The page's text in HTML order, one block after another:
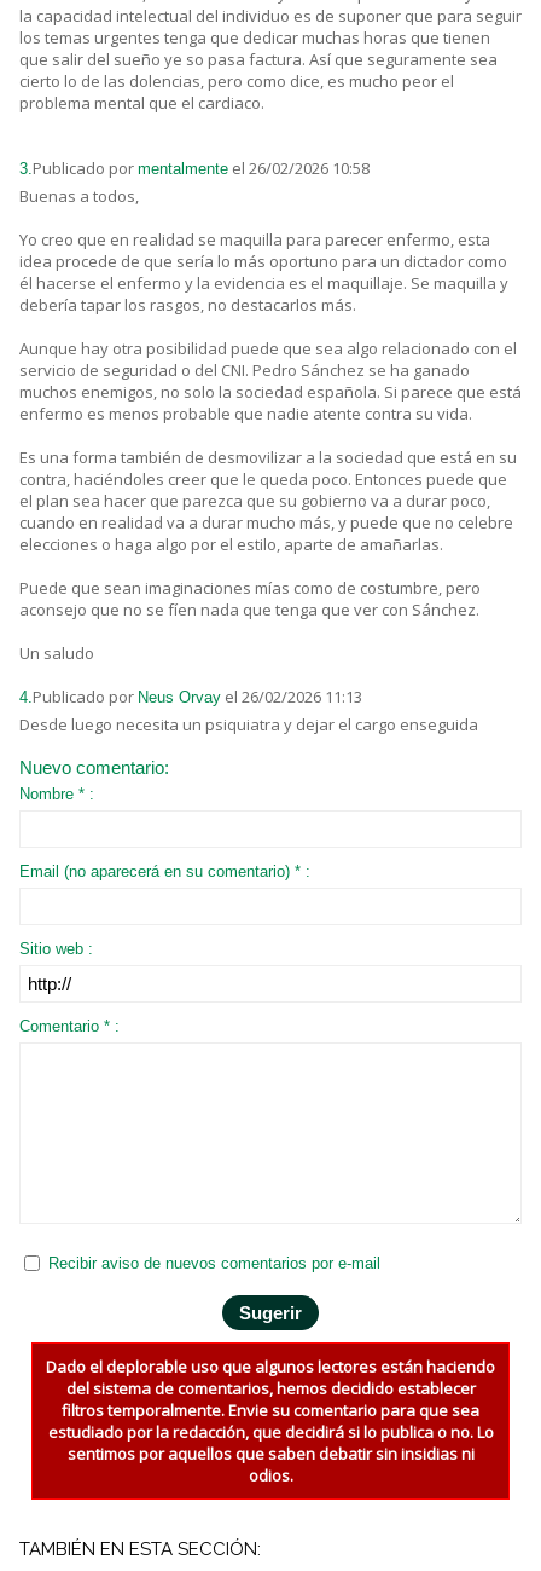
la capacidad intelectual del individuo es de suponer que para seguir
los temas urgentes tenga que dedicar muchas horas que tienen
que salir del sueño ye so pasa factura. Así que seguramente sea
cierto lo de las dolencias, pero como dice, es mucho peor el
problema mental que el cardiaco.
3. Publicado por mentalmente el 26/02/2026 10:58
Buenas a todos,
Yo creo que en realidad se maquilla para parecer enfermo, esta
idea procede de que sería lo más oportuno para un dictador como
él hacerse el enfermo y la evidencia es el maquillaje. Se maquilla y
debería tapar los rasgos, no destacarlos más.
Aunque hay otra posibilidad puede que sea algo relacionado con el
servicio de seguridad o del CNI. Pedro Sánchez se ha ganado
muchos enemigos, no solo la sociedad española. Si parece que está
enfermo es menos probable que nadie atente contra su vida.
Es una forma también de desmovilizar a la sociedad que está en su
contra, haciéndoles creer que le queda poco. Entonces puede que
el plan sea hacer que parezca que su gobierno va a durar poco,
cuando en realidad va a durar mucho más, y puede que no celebre
elecciones o haga algo por el estilo, aparte de amañarlas.
Puede que sean imaginaciones mías como de costumbre, pero
aconsejo que no se fíen nada que tenga que ver con Sánchez.
Un saludo
4. Publicado por Neus Orvay el 26/02/2026 11:13
Desde luego necesita un psiquiatra y dejar el cargo enseguida
Nuevo comentario:
Nombre * :
Email (no aparecerá en su comentario) * :
Sitio web :
Comentario * :
Recibir aviso de nuevos comentarios por e-mail
Dado el deplorable uso que algunos lectores están haciendo
del sistema de comentarios, hemos decidido establecer
filtros temporalmente. Envie su comentario para que sea
estudiado por la redacción, que decidirá si lo publica o no. Lo
sentimos por aquellos que saben debatir sin insidias ni
odios.
TAMBIÉN EN ESTA SECCIÓN: